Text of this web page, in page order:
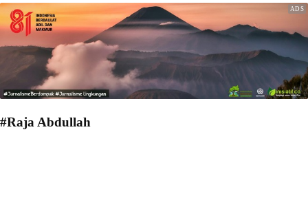
#Raja Abdullah